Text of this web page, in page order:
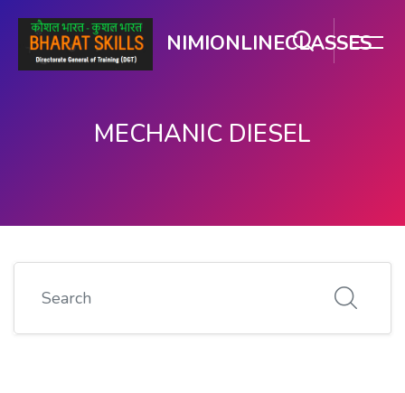
NIMIONLINECLASSES
MECHANIC DIESEL